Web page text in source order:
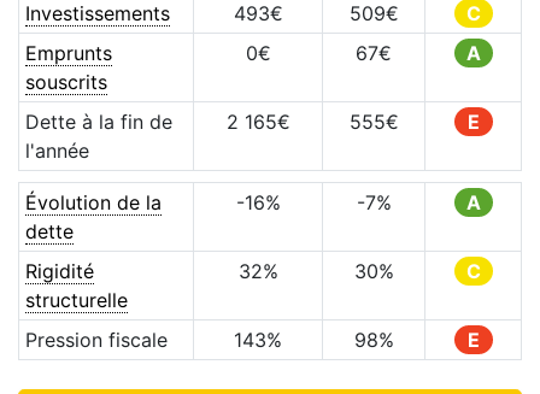
Investissements 493€ 509€
C
Emprunts
souscrits
0€ 67€ A
Dette à la fin de
l'année
2 165€ 555€ E
Évolution de la
dette
-16% -7% A
Rigidité
structurelle
32% 30% C
Pression fiscale 143% 98% E